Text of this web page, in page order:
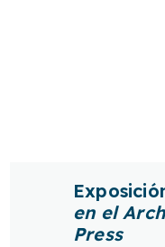
en el
Press